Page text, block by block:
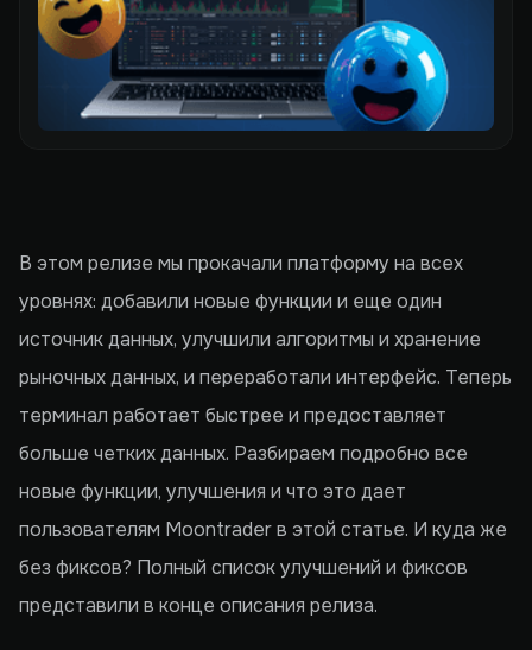
В этом релизе мы прокачали платформу на всех
уровнях: добавили новые функции и еще один
источник данных, улучшили алгоритмы и хранение
рыночных данных, и переработали интерфейс. Теперь
терминал работает быстрее и предоставляет
больше четких данных. Разбираем подробно все
новые функции, улучшения и что это дает
пользователям Moontrader в этой статье. И куда же
без фиксов? Полный список улучшений и фиксов
представили в конце описания релиза.